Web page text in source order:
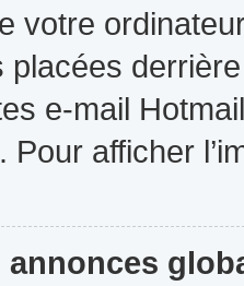
votre
placées
e-mail
Pour afficher
annonces